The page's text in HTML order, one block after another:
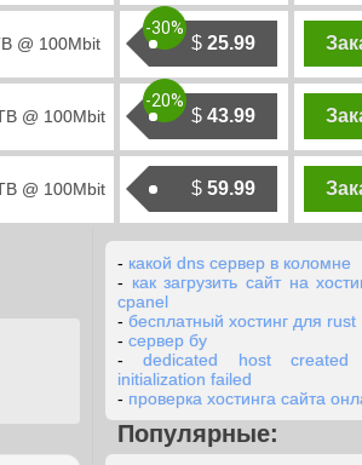
@ 100Mbit $ 25.99
-30%
@ 100Mbit $ 43.99
-20%
@ 100Mbit $ 59.99
- какой dns сервер в коломне
- как загрузить сайт на
cpanel
- бесплатный хостинг для rust
- сервер бу
-dedicated host created
initialization failed
- проверка хостинга сайта
Популярные: